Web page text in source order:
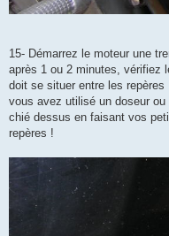
15- Démarrez le moteur une
après 1 ou 2 minutes, vérifiez
doit se situer entre les
vous avez utilisé un doseur
chié dessus en faisant vos
repères !